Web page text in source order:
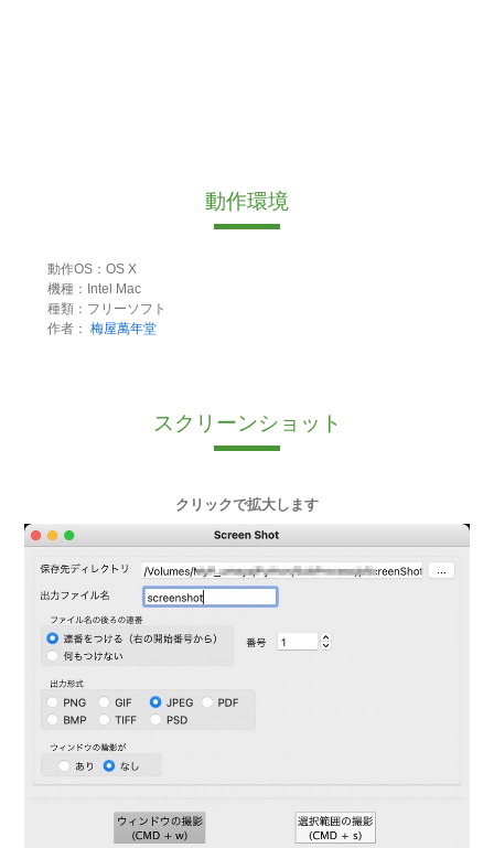
動作環境
動作OS：OS X
機種：Intel Mac
種類：フリーソフト
作者： 梅屋萬年堂
スクリーンショット
クリックで拡大します